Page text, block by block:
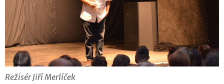
Režisér Jiří Merlíček